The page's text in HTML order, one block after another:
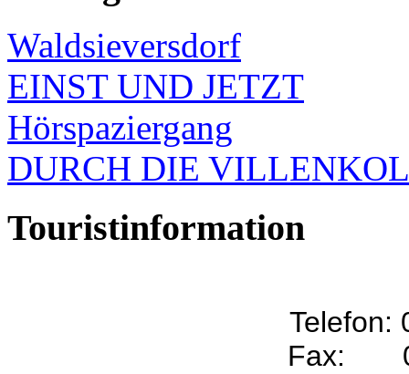
Waldsieversdorf
EINST UND JETZT
Hörspaziergang
DURCH DIE
Touristinformation
Telefon:
Fax: